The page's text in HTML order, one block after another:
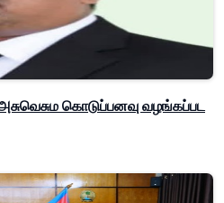
கொடுப்பனவு வழங்கப்பட